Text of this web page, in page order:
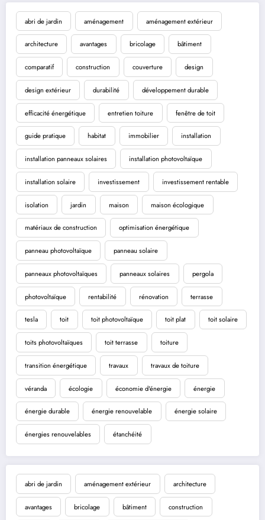
abri de jardin aménagement aménagement extérieur
architecture avantages bricolage bâtiment
comparatif construction couverture design
design extérieur durabilité développement durable
efficacité énergétique entretien toiture fenêtre de toit
guide pratique habitat immobilier installation
installation panneaux solaires installation photovoltaïque
installation solaire investissement investissement rentable
isolation jardin maison maison écologique
matériaux de construction optimisation énergétique
panneau photovoltaïque panneau solaire
panneaux photovoltaïques panneaux solaires pergola
photovoltaïque rentabilité rénovation terrasse
tesla toit toit photovoltaïque toit plat toit solaire
toits photovoltaïques toit terrasse toiture
transition énergétique travaux travaux de toiture
véranda écologie économie d'énergie énergie
énergie durable énergie renouvelable énergie solaire
énergies renouvelables étanchéité
abri de jardin aménagement extérieur architecture
avantages bricolage bâtiment construction